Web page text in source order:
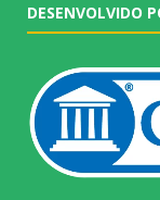
DESENVOLVIDO